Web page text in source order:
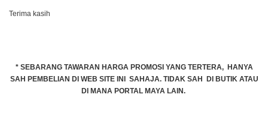
Terima kasih
* SEBARANG TAWARAN HARGA PROMOSI YANG TERTERA, HANYA
SAH PEMBELIAN DI WEB SITE INI SAHAJA. TIDAK SAH DI BUTIK ATAU
DI MANA PORTAL MAYA LAIN.